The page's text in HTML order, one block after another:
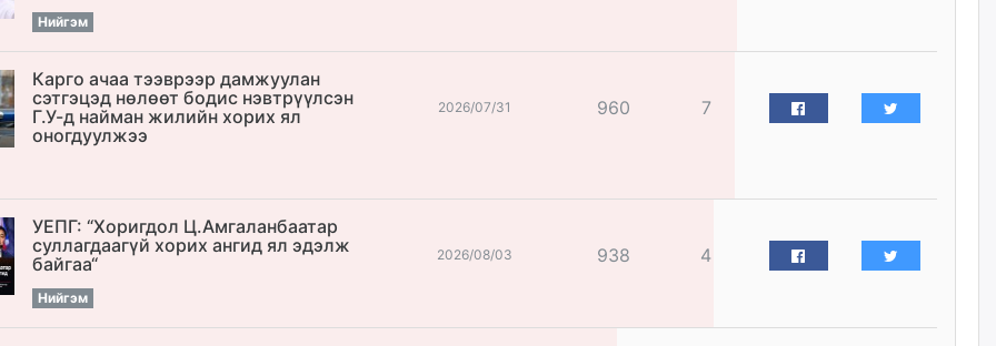
долларын санхүүжилтийн
эцсийн гэрээг есдүгээр сард
байгуулбал Тавантолгойн
Ханын материалд эхний
ээлжийн 6 блок орон сууцны
өчигдѳр
Нийгэм
Карго ачаа тээврээр дамжуулан
сэтгэцэд нөлөөт бодис нэвтрүүлсэн
Г.У-д найман жилийн хорих ял
оногдуулжээ
2026/07/31 960 7
УЕПГ: “Хоригдол Ц.Амгаланбаатар
cуллагдаагүй хорих ангид ял эдэлж
байгаа“
Нийгэм
2026/08/03 938 4